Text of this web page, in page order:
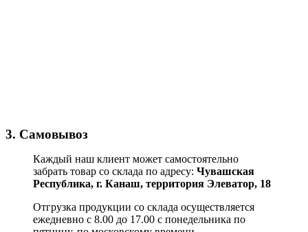
3. Самовывоз
Каждый наш клиент может самостоятельно
забрать товар со склада по адресу: Чувашская
Республика, г. Канаш, территория Элеватор, 18
Отгрузка продукции со склада осуществляется
ежедневно с 8.00 до 17.00 с понедельника по